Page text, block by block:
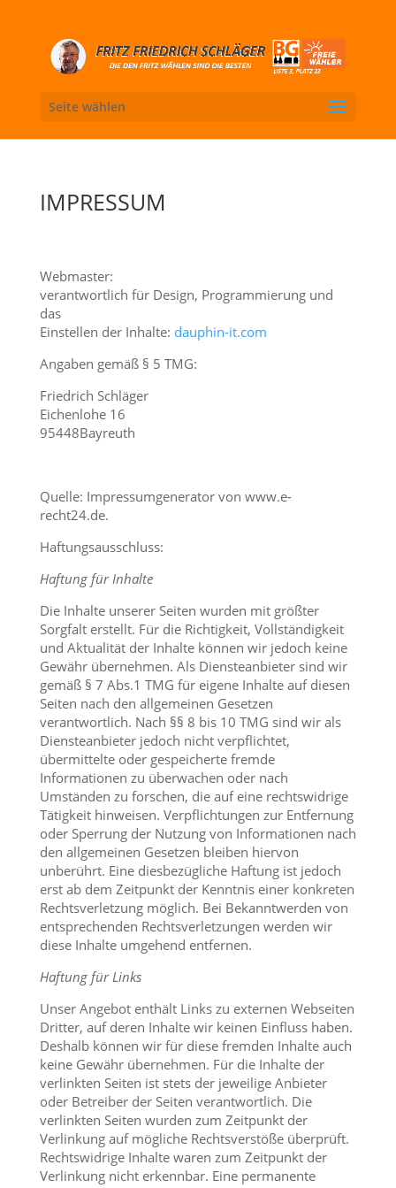
Seite wählen
IMPRESSUM
Webmaster:
verantwortlich für Design, Programmierung und
das
Einstellen der Inhalte: dauphin-it.com
Angaben gemäß § 5 TMG:
Friedrich Schläger
Eichenlohe 16
95448Bayreuth
Quelle: Impressumgenerator von www.e-
recht24.de.
Haftungsausschluss:
Haftung für Inhalte
Die Inhalte unserer Seiten wurden mit größter
Sorgfalt erstellt. Für die Richtigkeit, Vollständigkeit
und Aktualität der Inhalte können wir jedoch keine
Gewähr übernehmen. Als Diensteanbieter sind wir
gemäß § 7 Abs.1 TMG für eigene Inhalte auf diesen
Seiten nach den allgemeinen Gesetzen
verantwortlich. Nach §§ 8 bis 10 TMG sind wir als
Diensteanbieter jedoch nicht verpflichtet,
übermittelte oder gespeicherte fremde
Informationen zu überwachen oder nach
Umständen zu forschen, die auf eine rechtswidrige
Tätigkeit hinweisen. Verpflichtungen zur Entfernung
oder Sperrung der Nutzung von Informationen nach
den allgemeinen Gesetzen bleiben hiervon
unberührt. Eine diesbezügliche Haftung ist jedoch
erst ab dem Zeitpunkt der Kenntnis einer konkreten
Rechtsverletzung möglich. Bei Bekanntwerden von
entsprechenden Rechtsverletzungen werden wir
diese Inhalte umgehend entfernen.
Haftung für Links
Unser Angebot enthält Links zu externen Webseiten
Dritter, auf deren Inhalte wir keinen Einfluss haben.
Deshalb können wir für diese fremden Inhalte auch
keine Gewähr übernehmen. Für die Inhalte der
verlinkten Seiten ist stets der jeweilige Anbieter
oder Betreiber der Seiten verantwortlich. Die
verlinkten Seiten wurden zum Zeitpunkt der
Verlinkung auf mögliche Rechtsverstöße überprüft.
Rechtswidrige Inhalte waren zum Zeitpunkt der
Verlinkung nicht erkennbar. Eine permanente